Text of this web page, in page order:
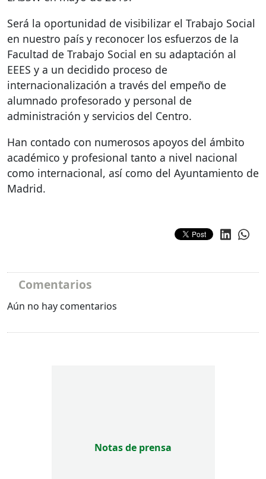
Será la oportunidad de visibilizar el Trabajo Social
en nuestro país y reconocer los esfuerzos de la
Facultad de Trabajo Social en su adaptación al
EEES y a un decidido proceso de
internacionalización a través del empeño de
alumnado profesorado y personal de
administración y servicios del Centro.
Han contado con numerosos apoyos del ámbito
académico y profesional tanto a nivel nacional
como internacional, así como del Ayuntamiento de
Madrid.
Comentarios
Aún no hay comentarios
Notas de prensa